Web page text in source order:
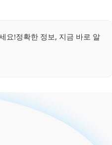
요!정확한 정보, 지금 바로 알